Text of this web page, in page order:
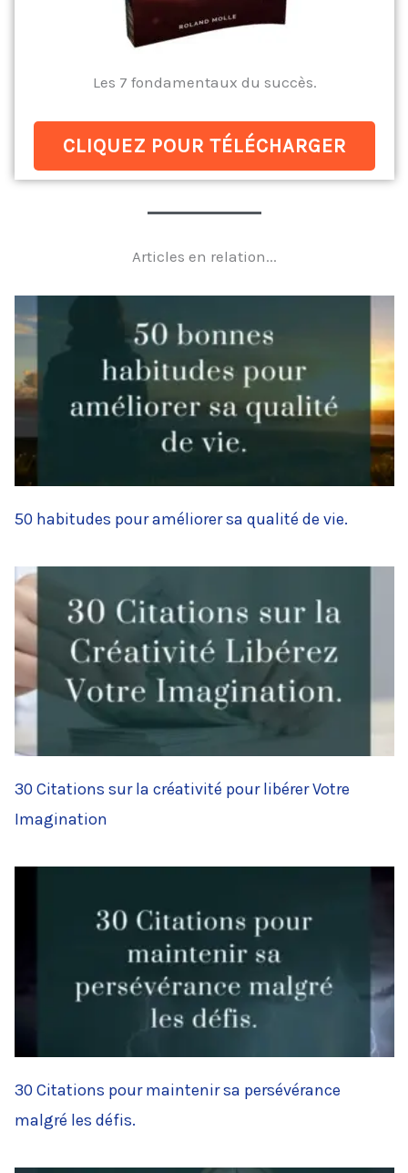
Les 7 fondamentaux du succès.
CLIQUEZ POUR TÉLÉCHARGER
Articles en relation...
50 habitudes pour améliorer sa qualité de vie.
30 Citations sur la créativité pour libérer Votre
Imagination
30 Citations pour maintenir sa persévérance
malgré les défis.